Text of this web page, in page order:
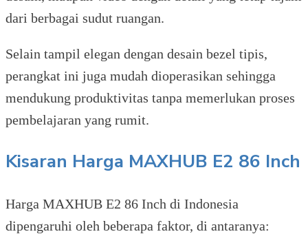
dari berbagai sudut ruangan.
Selain tampil elegan dengan desain bezel tipis,
perangkat ini juga mudah dioperasikan sehingga
mendukung produktivitas tanpa memerlukan proses
pembelajaran yang rumit.
Kisaran Harga MAXHUB E2 86 Inch
Harga MAXHUB E2 86 Inch di Indonesia
dipengaruhi oleh beberapa faktor, di antaranya: